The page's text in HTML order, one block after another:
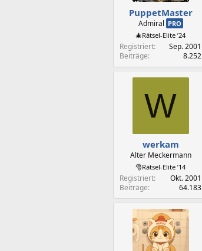
PuppetMaster
Admiral PRO
🎄Rätsel-Elite ’24
Registriert
Sep. 2001
Beiträge
8.252
W
werkam
Alter Meckermann
🎅Rätsel-Elite ’14
Registriert
Okt. 2001
Beiträge
64.183